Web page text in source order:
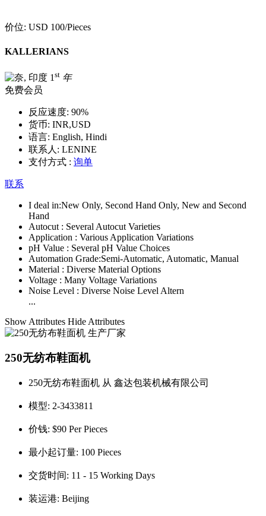
价位: USD 100/Pieces
KALLERIANS
1 st 年
免费会员
反应速度: 90%
货币: INR,USD
语言: English, Hindi
联系人: LENINE
支付方式 : 询单
联系
I deal in:New Only, Second Hand Only, New and Second
Hand
Autocut : Several Autocut Varieties
Application : Various Application Variations
pH Value : Several pH Value Choices
Automation Grade:Semi-Automatic, Automatic, Manual
Material : Diverse Material Options
Voltage : Many Voltage Variations
Noise Level : Diverse Noise Level Altern
...
Show Attributes Hide Attributes
250无纺布鞋面机
250无纺布鞋面机 从 鑫达包装机械有限公司
模型: 2-3433811
价钱: $90 Per Pieces
最小起订量: 100 Pieces
交货时间: 11 - 15 Working Days
装运港: Beijing